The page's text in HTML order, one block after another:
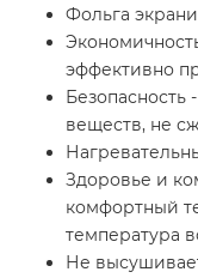
Фольга
эффективно
веществ, не
Здоровье и
комфортный
температура
Не